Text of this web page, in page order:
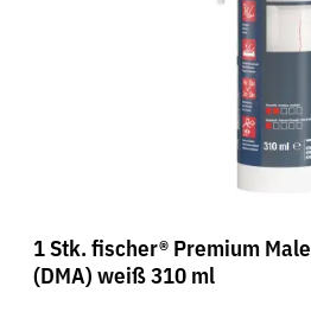
1 Stk. fischer® Premium
(DMA) weiß 310 ml